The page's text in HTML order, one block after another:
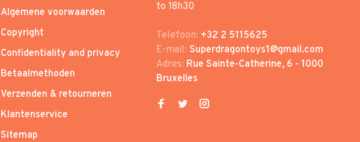
Algemene voorwaarden
Copyright
Confidentiality and privacy
Betaalmethoden
Verzenden & retourneren
Klantenservice
Sitemap
to 18h30
Telefoon: +32 2 5115625
E-mail: Superdragontoys1@gmail.com
Adres: Rue Sainte-Catherine, 6 - 1000
Bruxelles